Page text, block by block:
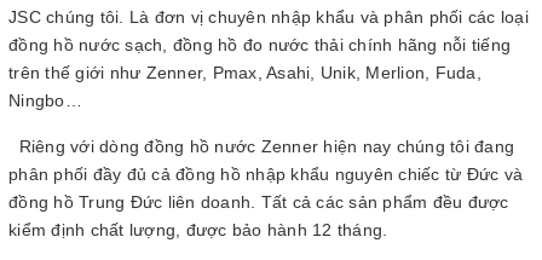
JSC chúng tôi. Là đơn vị chuyên nhập khẩu và phân phối các loại
đồng hồ nước sạch, đồng hồ đo nước thải chính hãng nỗi tiếng
trên thế giới như Zenner, Pmax, Asahi, Unik, Merlion, Fuda,
Ningbo…
Riêng với dòng đồng hồ nước Zenner hiện nay chúng tôi đang
phân phối đầy đủ cả đồng hồ nhập khẩu nguyên chiếc từ Đức và
đồng hồ Trung Đức liên doanh. Tất cả các sản phẩm đều được
kiểm định chất lượng, được bảo hành 12 tháng.